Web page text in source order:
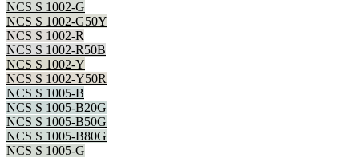
NCS S 1002-G
NCS S 1002-G50Y
NCS S 1002-R
NCS S 1002-R50B
NCS S 1002-Y
NCS S 1002-Y50R
NCS S 1005-B
NCS S 1005-B20G
NCS S 1005-B50G
NCS S 1005-B80G
NCS S 1005-G